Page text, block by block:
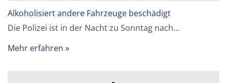
Alkoholisiert andere Fahrzeuge beschädigt
Die Polizei ist in der Nacht zu Sonntag nach…
Mehr erfahren